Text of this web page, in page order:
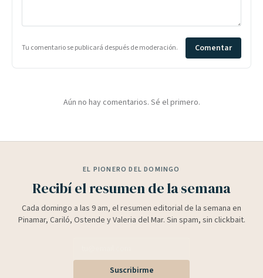
Tu comentario se publicará después de moderación. Comentar
Aún no hay comentarios. Sé el primero.
EL PIONERO DEL DOMINGO
Recibí el resumen de la semana
Cada domingo a las 9 am, el resumen editorial de la semana en
Pinamar, Cariló, Ostende y Valeria del Mar. Sin spam, sin clickbait.
Suscribirme